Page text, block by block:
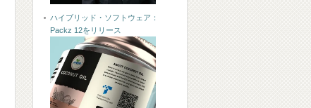
ハイブリッド・ソフトウェア：
Packz 12をリリース